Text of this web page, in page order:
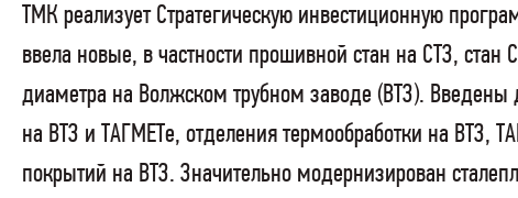
ТМК реализует Стратегическую инвестиционную
ввела новые, в частности прошивной стан на СТЗ,
диаметра на Волжском трубном заводе (ВТЗ). Введены
на ВТЗ и ТАГМЕТе, отделения термообработки на ВТЗ,
покрытий на ВТЗ. Значительно модернизирован